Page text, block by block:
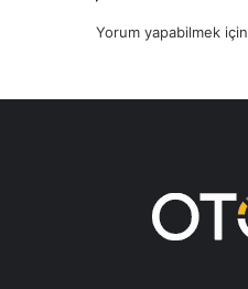
Yorum yapabilmek için